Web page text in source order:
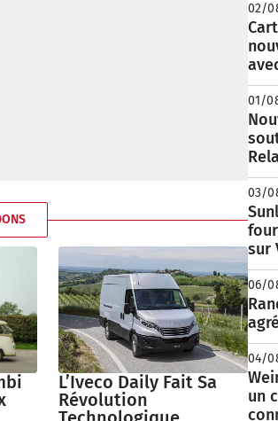
L’Iveco Daily Fait Sa
Révolution
02/
01/
03/
sur
06/
04/
un